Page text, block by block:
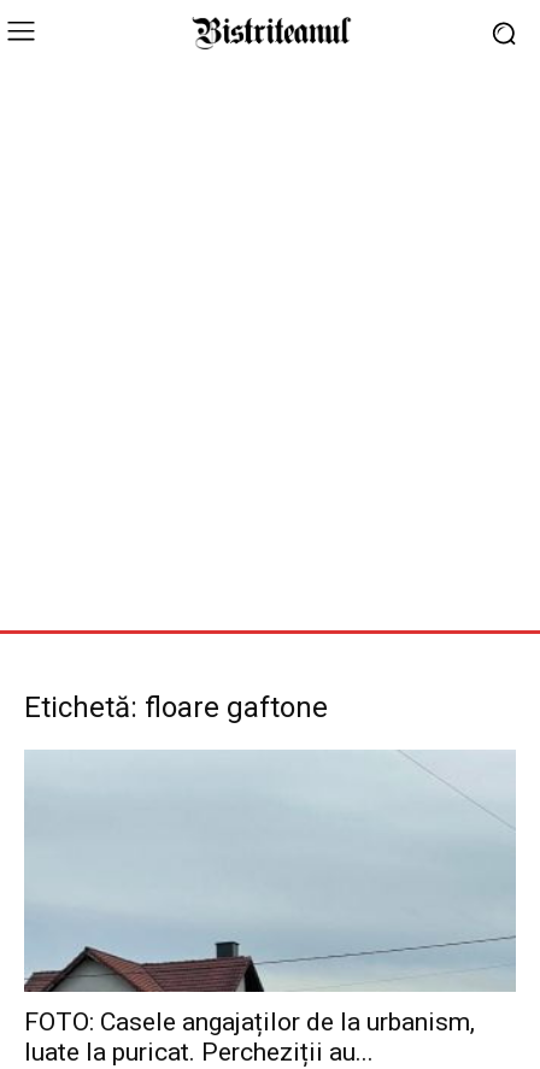
Etichetă: floare gaftone
FOTO: Casele angajaților de la urbanism,
luate la puricat. Percheziții au...